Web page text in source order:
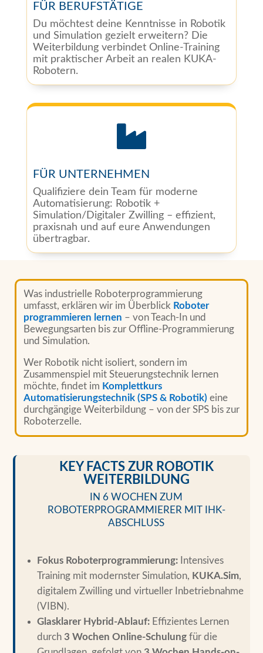
FÜR BERUFSTÄTIGE
Du möchtest deine Kenntnisse in Robotik
und Simulation gezielt erweitern? Die
Weiterbildung verbindet Online-Training
mit praktischer Arbeit an realen KUKA-
Robotern.

FÜR UNTERNEHMEN
Qualifiziere dein Team für moderne
Automatisierung: Robotik +
Simulation/Digitaler Zwilling – effizient,
praxisnah und auf eure Anwendungen
übertragbar.
Was industrielle Roboterprogrammierung
umfasst, erklären wir im Überblick Roboter
programmieren lernen – von Teach-In und
Bewegungsarten bis zur Offline-Programmierung
und Simulation.
Wer Robotik nicht isoliert, sondern im
Zusammenspiel mit Steuerungstechnik lernen
möchte, findet im Komplettkurs
Automatisierungstechnik (SPS & Robotik) eine
durchgängige Weiterbildung – von der SPS bis zur
Roboterzelle.
KEY FACTS ZUR ROBOTIK
WEITERBILDUNG
IN 6 WOCHEN ZUM
ROBOTERPROGRAMMIERER MIT IHK-
ABSCHLUSS
Fokus Roboterprogrammierung: Intensives
Training mit modernster Simulation, KUKA.Sim,
digitalem Zwilling und virtueller Inbetriebnahme
(VIBN).
Glasklarer Hybrid-Ablauf: Effizientes Lernen
durch3 Wochen Online-Schulung für die